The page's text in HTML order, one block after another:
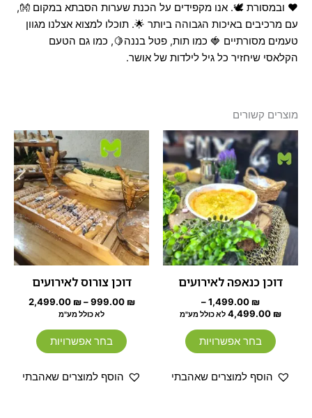
❤️ ובמסורת 🕊️. אנו מקפידים על הכנת שערות הסבתא במקום 👐,
עם מרכיבים באיכות הגבוהה ביותר 🌟. תוכלו למצוא אצלנו מגוון
טעמים מסורתיים 🍓 כמו תות, פטל בננה🍋, כמו גם הטעם
הקלאסי שיחזיר כל גיל לילדות של אושר.
מוצרים קשורים
דוכן כנאפה לאירועים
1,499.00 ₪
–
4,499.00 ₪
טווח
מחירים:
עד
לא כולל מע"מ
בחר אפשרויות
למוצר
זה
יש
מספר
סוגים.
ניתן
לבחור
את
בעמוד
הוסף למוצרים שאהבתי
דוכן צורוס לאירועים
999.00 ₪
–
2,499.00 ₪
טווח
עד
⁦2,499.00 ₪⁩
לא כולל מע"מ
בחר אפשרויות
למוצר
זה
יש
מספר
סוגים.
ניתן
לבחור
את
בעמוד
המוצר
הוסף למוצרים שאהבתי